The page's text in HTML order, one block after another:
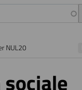
NUL20